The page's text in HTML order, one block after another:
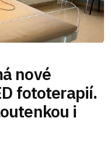
nové
fototerapií.
i